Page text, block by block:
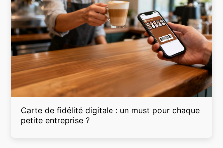
Carte de fidélité digitale : un must pour chaque
petite entreprise ?